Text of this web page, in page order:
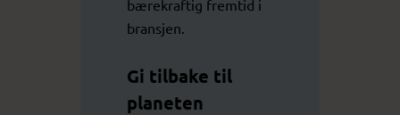
bærekraftig fremtid i
bransjen.
Gi tilbake til
planeten